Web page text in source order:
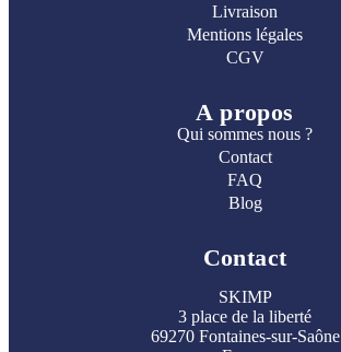
Livraison
Mentions légales
CGV
A propos
Qui sommes nous ?
Contact
FAQ
Blog
Contact
SKIMP
3 place de la liberté
69270 Fontaines-sur-Saône